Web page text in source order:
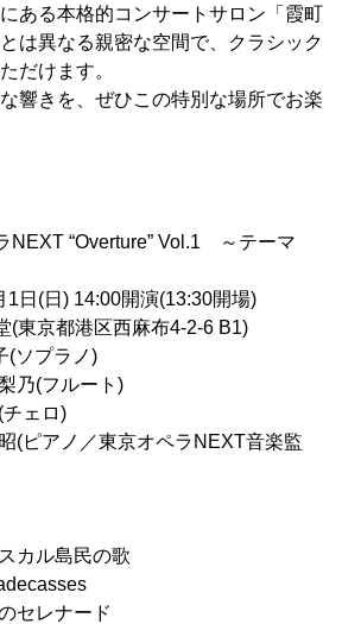
ある本格的コンサートサロン「霞町
は異なる親密な空間で、クラシック
だけます。
響きを、ぜひこの特別な場所でお楽
NEXT “Overture” Vol.1 ～テーマ
日(日) 14:00開演(13:30開場)
東京都港区西麻布4-2-6 B1)
ソプラノ)
フルート)
ロ)
／東京オペラNEXT音楽監
カル島民の歌
セレナード